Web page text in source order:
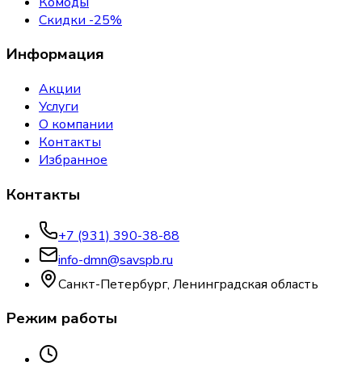
Скидки -25%
Информация
Акции
Услуги
О компании
Контакты
Избранное
Контакты
+7 (931) 390-38-88
info-dmn@savspb.ru
Санкт-Петербург, Ленинградская область
Режим работы